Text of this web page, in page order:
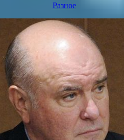
Разное